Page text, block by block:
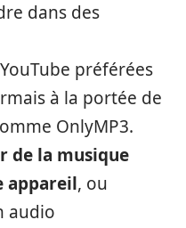
dans des
préférées
à la portée de
OnlyMP3.
de la musique
appareil, ou
audio